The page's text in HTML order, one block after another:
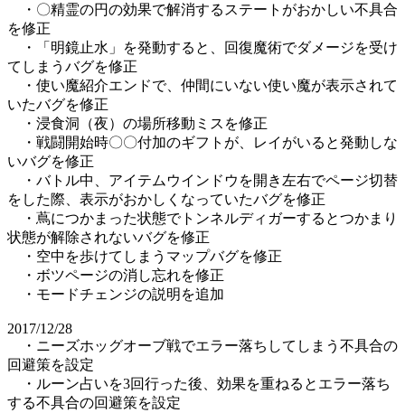
・〇精霊の円の効果で解消するステートがおかしい不具合
を修正
・「明鏡止水」を発動すると、回復魔術でダメージを受け
てしまうバグを修正
・使い魔紹介エンドで、仲間にいない使い魔が表示されて
いたバグを修正
・浸食洞（夜）の場所移動ミスを修正
・戦闘開始時〇〇付加のギフトが、レイがいると発動しな
いバグを修正
・バトル中、アイテムウインドウを開き左右でページ切替
をした際、表示がおかしくなっていたバグを修正
・蔦につかまった状態でトンネルディガーするとつかまり
状態が解除されないバグを修正
・空中を歩けてしまうマップバグを修正
・ボツページの消し忘れを修正
・モードチェンジの説明を追加
2017/12/28
・ニーズホッグオーブ戦でエラー落ちしてしまう不具合の
回避策を設定
・ルーン占いを3回行った後、効果を重ねるとエラー落ち
する不具合の回避策を設定